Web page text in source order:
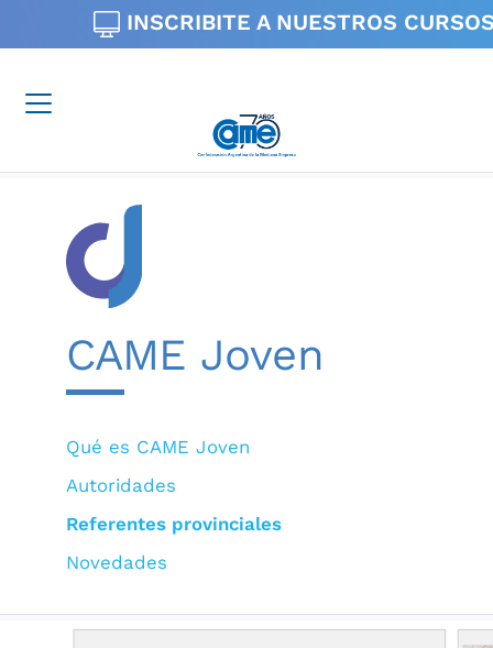
INSCRIBITE A NUESTROS
CAME Joven
Qué es CAME Joven
Autoridades
Referentes provinciales
Novedades